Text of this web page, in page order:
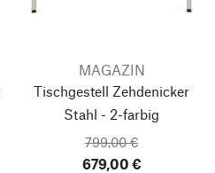
MAGAZIN
Tischgestell Zehdenicker
Stahl - 2-farbig
799,00 €
679,00 €